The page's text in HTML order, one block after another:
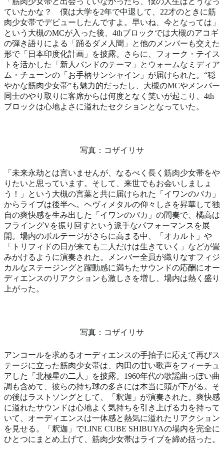
ていたかな？ 僕は大学を2年で中退して、22才のときに筋
肉少女帯でデビューしたんですよ。早いね、今となっては」
という大槻のMCが入った後、4thブロックでは大槻のアコギ
の弾き語りによる「踊るダメ人間」と他のメンバーも交えた
形で「日本印度化計画」を披露。さらに、フォーク・テイス
トを活かした「新人バンドのテーマ」とウォームなミディア
ム・チューンの「お手柄サンシャイン」が届けられた。“穏
やかな筋肉少女帯”も魅力的だったし、大槻のMCやメンバー
同士のやり取りに客席からは何度となく笑いが起こり、4th
ブロックは心地よさに溢れたセクションとなっていた。
写真：コザイリサ
「未来永劫とは言いませんが、なるべく長く筋肉少女帯をや
りたいと思っています。そして、来世でもお会いしましょ
う！」という大槻の言葉と共に届けられた「イワンのバカ」
からライブは後半へ。ヘヴィメタルの仰々しさを昇華して独
自の爽快感を生み出した「イワンのバカ」の間奏で、橘高は
フライングVを振り回すという派手なパフォーマンスを展
開。場内のボルテージがさらに高まる中、「オカルト」や
「トリフィドの日が来ても二人だけは生きていく」などが畳
みかけるように演奏された。メンバー全員が織りなすフィジ
カルなステージングと躍動感に満ちたサウンドの応酬にオー
ディエンスのリアクションも激しさを増し、場内は熱く盛り
上がった。
写真：コザイリサ
アンコールを求めるオーディエンスの手拍子に応えて再びス
テージに立った筋肉少女帯は、内田の甘い歌声をフィーチュ
アした「北極星の二人」を披露。1960年代の歌謡曲っぽい曲
調も含めて、彼らの持ち球の多さには本当に頭が下がる。そ
の後はラストソングとして、「釈迦」が演奏された。爽快感
に溢れたサウンドは心地よく気持ちを引き上げる力を持って
いて、オーディエンスは一体感と熱気に溢れたリアクション
を見せる。「釈迦」でLINE CUBE SHIBUYAの場内を完全に
ひとつにまとめ上げて、筋肉少女帯はライブを締め括った。